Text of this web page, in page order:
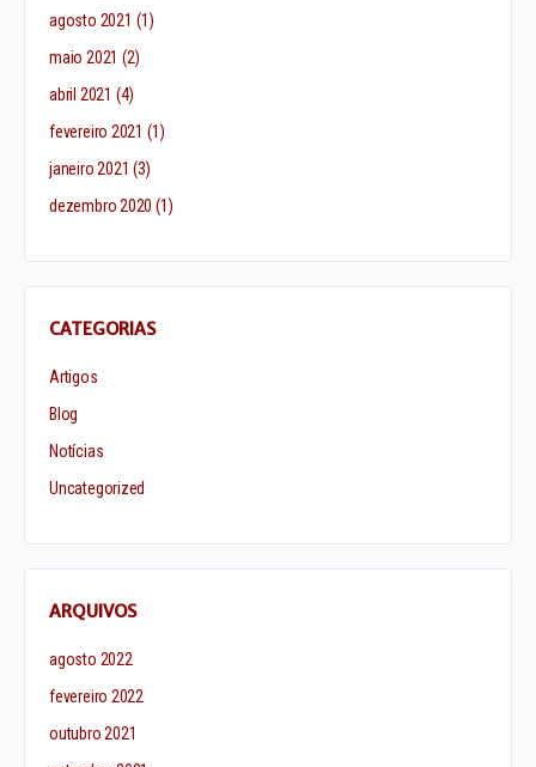
agosto 2021 (1)
maio 2021 (2)
abril 2021 (4)
fevereiro 2021 (1)
janeiro 2021 (3)
dezembro 2020 (1)
CATEGORIAS
Artigos
Blog
Notícias
Uncategorized
ARQUIVOS
agosto 2022
fevereiro 2022
outubro 2021